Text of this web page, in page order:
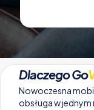
Dlaczego Go
Nowoczesna
obsługa w jednym